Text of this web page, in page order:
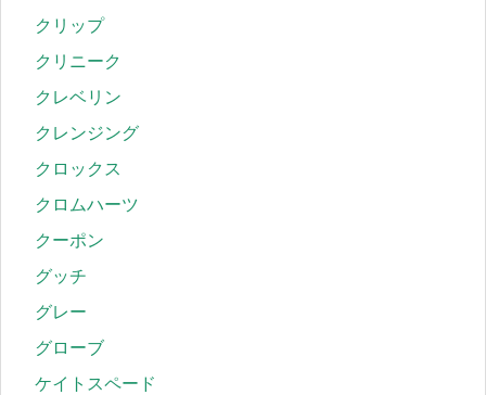
クリップ
クリニーク
クレベリン
クレンジング
クロックス
クロムハーツ
クーポン
グッチ
グレー
グローブ
ケイトスペード